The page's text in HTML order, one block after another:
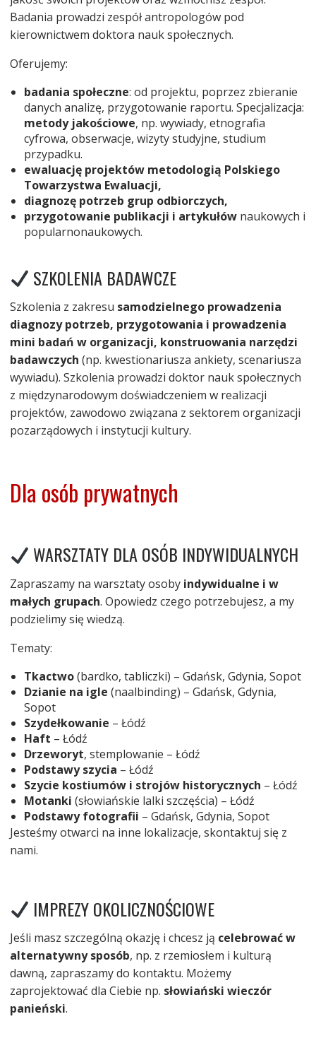
Badania prowadzi zespół antropologów pod
kierownictwem doktora nauk społecznych.
Oferujemy:
badania społeczne: od projektu, poprzez zbieranie
danych analizę, przygotowanie raportu. Specjalizacja:
metody jakościowe, np. wywiady, etnografia
cyfrowa, obserwacje, wizyty studyjne, studium
przypadku.
ewaluację projektów metodologią Polskiego
Towarzystwa Ewaluacji,
diagnozę potrzeb grup odbiorczych,
przygotowanie publikacji i artykułównaukowych i
popularnonaukowych.
SZKOLENIA BADAWCZE
Szkolenia z zakresu samodzielnego prowadzenia
diagnozy potrzeb, przygotowania i prowadzenia
mini badań w organizacji, konstruowania narzędzi
badawczych (np. kwestionariusza ankiety, scenariusza
wywiadu). Szkolenia prowadzi doktor nauk społecznych
z międzynarodowym doświadczeniem w realizacji
projektów, zawodowo związana z sektorem organizacji
pozarządowych i instytucji kultury.
Dla osób prywatnych
WARSZTATY DLA OSÓB INDYWIDUALNYCH
Zapraszamy na warsztaty osobyindywidualne i w
małych grupach. Opowiedz czego potrzebujesz, a my
podzielimy się wiedzą.
Tematy:
Tkactwo(bardko, tabliczki) – Gdańsk, Gdynia, Sopot
Dzianie na igle (naalbinding) – Gdańsk, Gdynia,
Sopot
Szydełkowanie – Łódź
Haft – Łódź
Drzeworyt, stemplowanie – Łódź
Podstawy szycia – Łódź
Szycie kostiumów i strojów historycznych – Łódź
Motanki (słowiańskie lalki szczęścia) – Łódź
Podstawy fotografii – Gdańsk, Gdynia, Sopot
Jesteśmy otwarci na inne lokalizacje, skontaktuj się z
nami.
IMPREZY OKOLICZNOŚCIOWE
Jeśli masz szczególną okazję i chcesz ją celebrować w
alternatywny sposób, np. z rzemiosłem i kulturą
dawną, zapraszamy do kontaktu. Możemy
zaprojektować dla Ciebie np. słowiański wieczór
panieński.